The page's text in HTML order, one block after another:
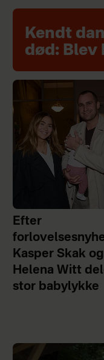
Kendt
død: Blev
Efter
Kasper Skak og
Helena Witt
stor babylykke